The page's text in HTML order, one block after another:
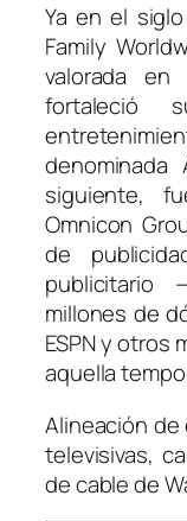
Ya en el
Family
valorada en
fortaleció
denominada
siguiente,
Omnicon
de
publicitario
millones de
ESPN y otros
aquella
Alineación
televisivas,
de cable de